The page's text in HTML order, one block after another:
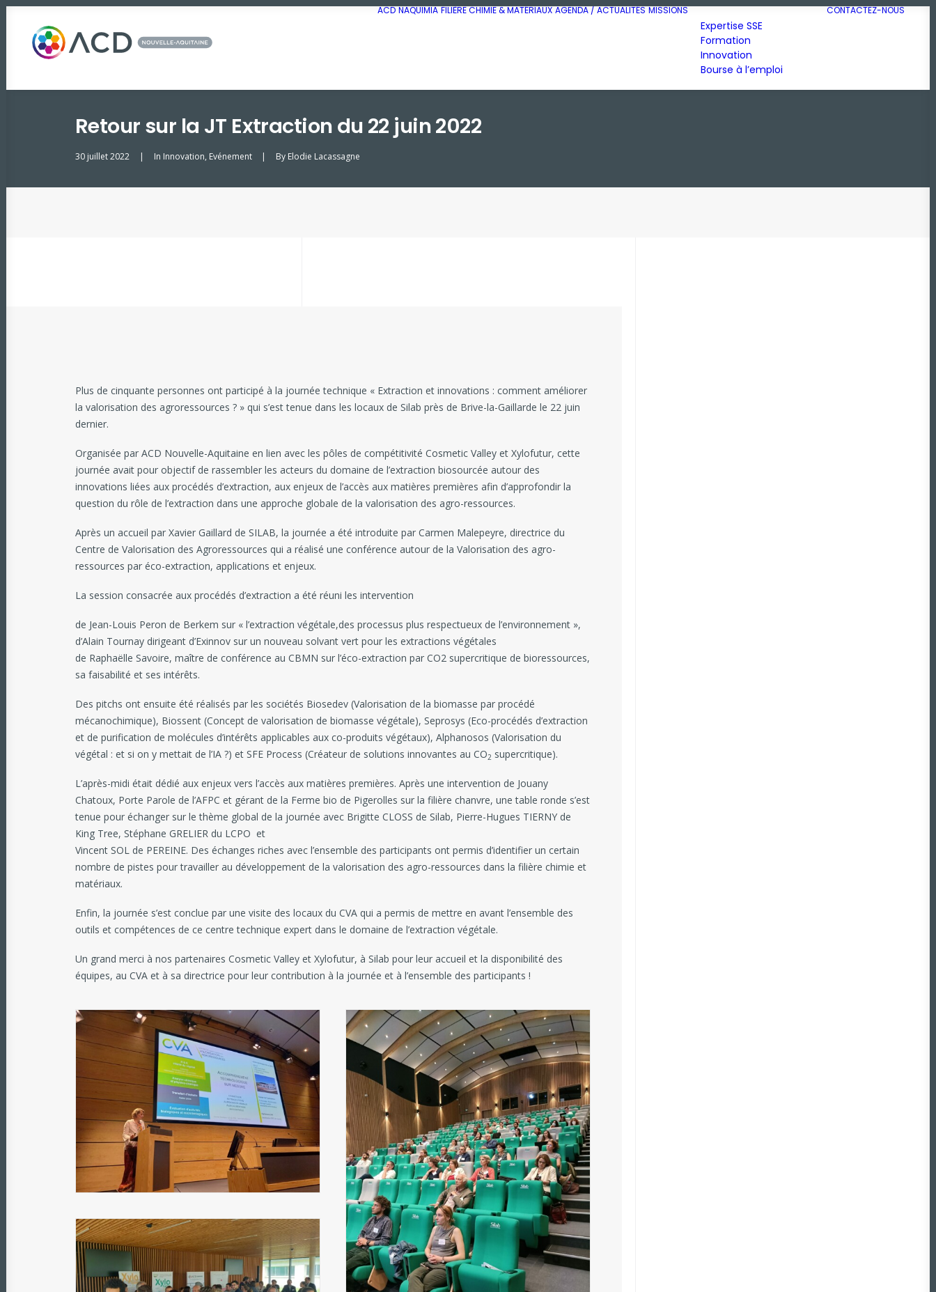
ACD NAQUIMIA FILIÈRE CHIMIE & MATÉRIAUX AGENDA / ACTUALITÉS MISSIONS
Expertise SSE
Formation
Innovation
Bourse à l’emploi
CONTACTEZ-NOUS
Retour sur la JT Extraction du 22 juin 2022
30 juillet 2022 | In Innovation, Evénement | By Elodie Lacassagne
Plus de cinquante personnes ont participé à la journée technique « Extraction et innovations : comment améliorer
la valorisation des agroressources ? » qui s’est tenue dans les locaux de Silab près de Brive-la-Gaillarde le 22 juin
dernier.
Organisée par ACD Nouvelle-Aquitaine en lien avec les pôles de compétitivité Cosmetic Valley et Xylofutur, cette
journée avait pour objectif de rassembler les acteurs du domaine de l’extraction biosourcée autour des
innovations liées aux procédés d’extraction, aux enjeux de l’accès aux matières premières afin d’approfondir la
question du rôle de l’extraction dans une approche globale de la valorisation des agro-ressources.
Après un accueil par Xavier Gaillard de SILAB, la journée a été introduite par Carmen Malepeyre, directrice du
Centre de Valorisation des Agroressources qui a réalisé une conférence autour de la Valorisation des agro-
ressources par éco-extraction, applications et enjeux.
La session consacrée aux procédés d’extraction a été réuni les intervention
de Jean-Louis Peron de Berkem sur « l’extraction végétale,des processus plus respectueux de l’environnement »,
d’Alain Tournay dirigeant d’Exinnov sur un nouveau solvant vert pour les extractions végétales
de Raphaëlle Savoire, maître de conférence au CBMN sur l’éco-extraction par CO2 supercritique de bioressources,
sa faisabilité et ses intérêts.
Des pitchs ont ensuite été réalisés par les sociétés Biosedev (Valorisation de la biomasse par procédé
mécanochimique), Biossent (Concept de valorisation de biomasse végétale), Seprosys (Eco-procédés d’extraction
et de purification de molécules d’intérêts applicables aux co-produits végétaux), Alphanosos (Valorisation du
végétal : et si on y mettait de l’IA ?) et SFE Process (Créateur de solutions innovantes au CO2 supercritique).
L’après-midi était dédié aux enjeux vers l’accès aux matières premières. Après une intervention de Jouany
Chatoux, Porte Parole de l’AFPC et gérant de la Ferme bio de Pigerolles sur la filière chanvre, une table ronde s’est
tenue pour échanger sur le thème global de la journée avec Brigitte CLOSS de Silab, Pierre-Hugues TIERNY de
King Tree, Stéphane GRELIER du LCPO et
Vincent SOL de PEREINE. Des échanges riches avec l’ensemble des participants ont permis d’identifier un certain
nombre de pistes pour travailler au développement de la valorisation des agro-ressources dans la filière chimie et
matériaux.
Enfin, la journée s’est conclue par une visite des locaux du CVA qui a permis de mettre en avant l’ensemble des
outils et compétences de ce centre technique expert dans le domaine de l’extraction végétale.
Un grand merci à nos partenaires Cosmetic Valley et Xylofutur, à Silab pour leur accueil et la disponibilité des
équipes, au CVA et à sa directrice pour leur contribution à la journée et à l’ensemble des participants !